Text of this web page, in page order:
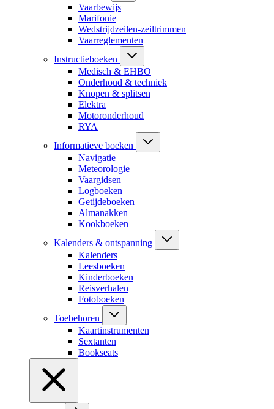
Vaarbewijs
Marifonie
Wedstrijdzeilen-zeiltrimmen
Vaarreglementen
Instructieboeken
Medisch & EHBO
Onderhoud & techniek
Knopen & splitsen
Elektra
Motoronderhoud
RYA
Informatieve boeken
Navigatie
Meteorologie
Vaargidsen
Logboeken
Getijdeboeken
Almanakken
Kookboeken
Kalenders & ontspanning
Kalenders
Leesboeken
Kinderboeken
Reisverhalen
Fotoboeken
Toebehoren
Kaartinstrumenten
Sextanten
Bookseats